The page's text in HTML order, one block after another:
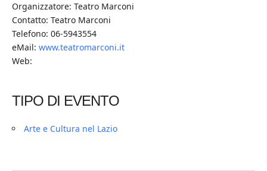
Organizzatore: Teatro Marconi
Contatto: Teatro Marconi
Telefono: 06-5943554
eMail: www.teatromarconi.it
Web:
TIPO DI EVENTO
Arte e Cultura nel Lazio